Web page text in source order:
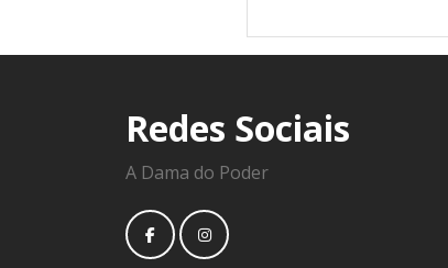
Redes Sociais
A Dama do Poder